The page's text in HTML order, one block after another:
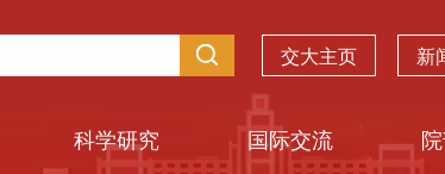
交大主页 新
科学研究 国际交流